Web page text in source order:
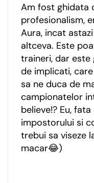
Am fost ghidata
profesionalism,
Aura, incat
altceva. Este
traineri, dar
de implicati,
sa ne duca de
campionatelor
believe!? Eu,
impostorului si
trebui sa viseze
macar😂)